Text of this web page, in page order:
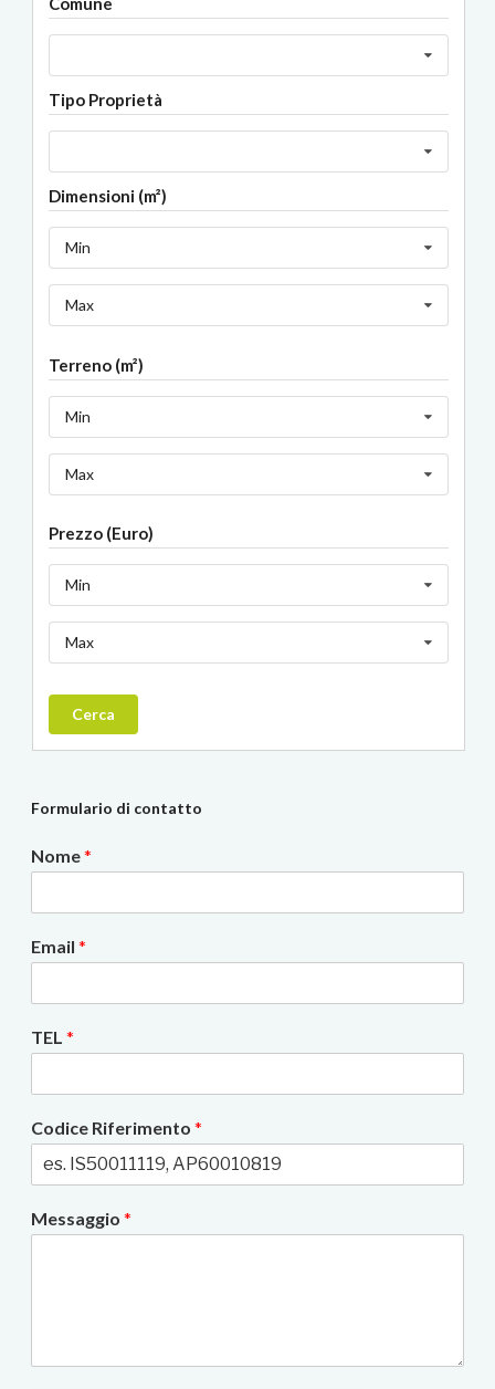
Tipo Proprietà
Dimensioni (m²)
Min
Max
Terreno (m²)
Min
Max
Prezzo (Euro)
Min
Max
Cerca
Formulario di contatto
Nome*
Email *
TEL *
Codice Riferimento *
Messaggio *